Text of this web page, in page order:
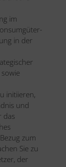
im
in der
initiieren,
und
das
zum
Sie zu
der